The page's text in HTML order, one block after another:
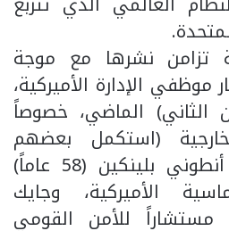
تزامن نشرها مع موجة
موظفي الإدارة الأميركية،
الثاني) الماضي، خصوصاً
(استكمل بعضهم
لاحقاً)، الذي شمل أنطوني بلينكين (58 عاماً)
الأميركية، وجايك
(43 عاماً) مستشاراً للأمن القومي